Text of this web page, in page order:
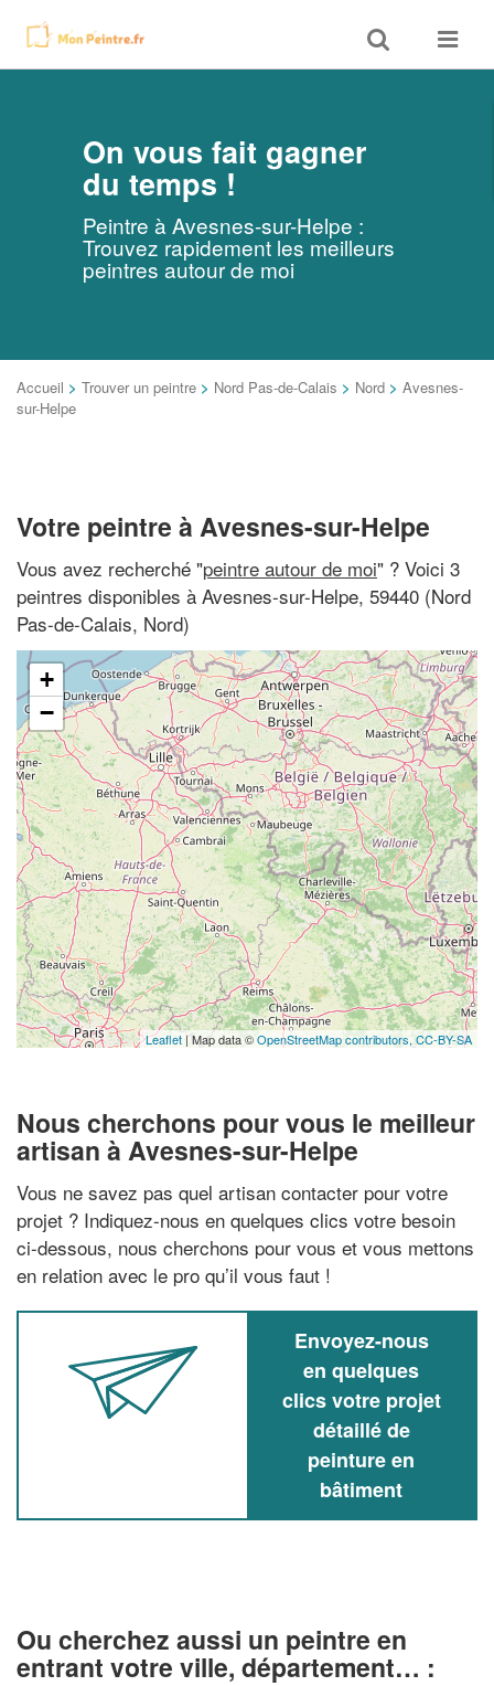
Toggle
search
Toggle
On vous fait gagner
du temps !
Peintre à Avesnes-sur-Helpe :
Trouvez rapidement les meilleurs
peintres autour de moi
Accueil > Trouver un peintre > Nord Pas-de-Calais > Nord > Avesnes-
sur-Helpe
Votre peintre à Avesnes-sur-Helpe
Vous avez recherché "peintre autour de moi" ? Voici 3
peintres disponibles à Avesnes-sur-Helpe, 59440 (Nord
Pas-de-Calais, Nord)
+
−
Leaflet | Map data ©OpenStreetMap contributors, CC-BY-SA
Nous cherchons pour vous le meilleur
artisan à Avesnes-sur-Helpe
Vous ne savez pas quel artisan contacter pour votre
projet ? Indiquez-nous en quelques clics votre besoin
ci-dessous, nous cherchons pour vous et vous mettons
en relation avec le pro qu’il vous faut !
Envoyez-nous
en quelques
clics votre projet
détaillé de
peinture en
bâtiment
Ou cherchez aussi un peintre en
entrant votre ville, département… :